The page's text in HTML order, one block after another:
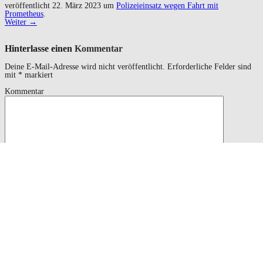
veröffentlicht 22. März 2023 um Polizeieinsatz wegen Fahrt mit
Prometheus
Weiter →
Hinterlasse einen Kommentar
Deine E-Mail-Adresse wird nicht veröffentlicht. Erforderliche Felder sind
mit * markiert
Kommentar